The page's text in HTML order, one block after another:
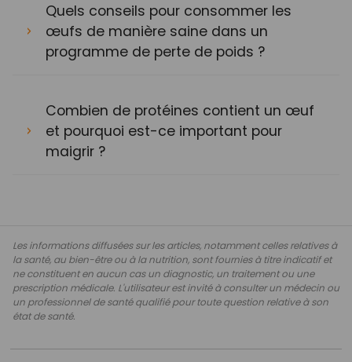
Quels conseils pour consommer les
œufs de manière saine dans un
programme de perte de poids ?
Combien de protéines contient un œuf
et pourquoi est-ce important pour
maigrir ?
Les informations diffusées sur les articles, notamment celles relatives à
la santé, au bien-être ou à la nutrition, sont fournies à titre indicatif et
ne constituent en aucun cas un diagnostic, un traitement ou une
prescription médicale. L'utilisateur est invité à consulter un médecin ou
un professionnel de santé qualifié pour toute question relative à son
état de santé.